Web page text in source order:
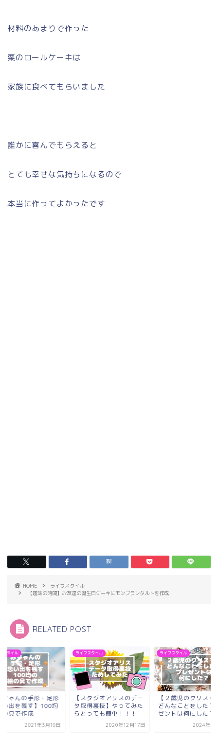
材料のあまりで作った
栗のロールケーキは
家族に食べてもらいました
誰かに喜んでもらえると
とても幸せな気持ちになるので
本当に作ってよかったです
HOME
ライフスタイル
【趣味の時間】お友達の誕生日ケーキにモンブランタルトを作成
RELATED POST
スタイル
ちゃんの手形・足形
い出を残す】100均
の具で作成
2021年3月10日
ライフスタイル
【スタジオアリスのデー
タ取得裏技】やってみた
らとっても簡単！！！
2020年12月17日
ライフスタイル
【２歳児のクリスマ
どんなことをした？
ゼントは何にした？
2024年3